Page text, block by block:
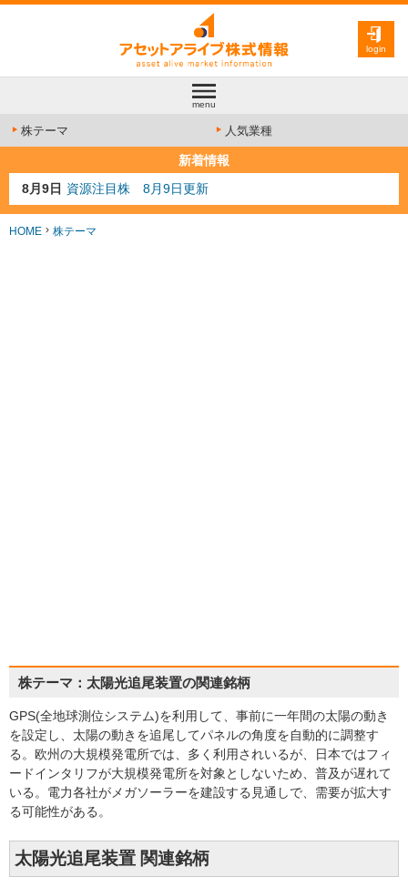
login
menu
株テーマ 人気業種
新着情報
8月9日 資源注目株 8月9日更新
8月4日 AI注目株 8月4日更新
8月3日 人気業種注目株 8月3日更新
HOME 株テーマ
株テーマ：太陽光追尾装置の関連銘柄
GPS(全地球測位システム)を利用して、事前に一年間の太陽の動き
を設定し、太陽の動きを追尾してパネルの角度を自動的に調整す
る。欧州の大規模発電所では、多く利用されいるが、日本ではフィ
ードインタリフが大規模発電所を対象としないため、普及が遅れて
いる。電力各社がメガソーラーを建設する見通しで、需要が拡大す
る可能性がある。
太陽光追尾装置 関連銘柄